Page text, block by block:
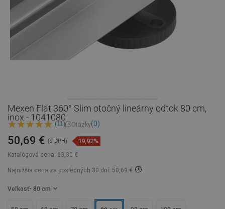
Mexen Flat 360° Slim otočný lineárny odtok 80 cm,
inox - 1041080
(11) Otázky(0)
Katalógová cena: 63,30 €
50,69 € (s DPH) 19,92%
Najnižšia cena za posledných 30 dní: 50,69 €
Veľkosť - 80 cm